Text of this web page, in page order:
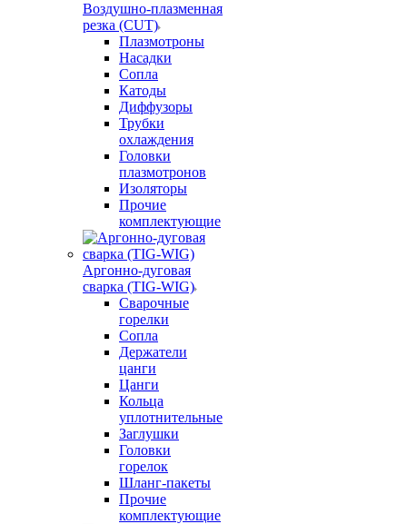
Воздушно-плазменная
резка (CUT)
Плазмотроны
Насадки
Сопла
Катоды
Диффузоры
Трубки
охлаждения
Головки
плазмотронов
Изоляторы
Прочие
комплектующие
Аргонно-дуговая
сварка (TIG-WIG)
Сварочные
горелки
Сопла
Держатели
цанги
Цанги
Кольца
уплотнительные
Заглушки
Головки
горелок
Шланг-пакеты
Прочие
комплектующие